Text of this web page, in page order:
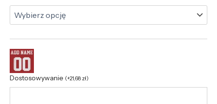
Dostosowywanie (+21,68 zł)